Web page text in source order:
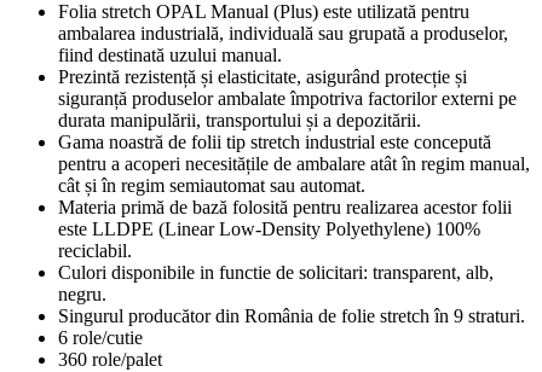
Folia stretch OPAL Manual (Plus) este utilizată pentru
ambalarea industrială, individuală sau grupată a produselor,
fiind destinată uzului manual.
Prezintă rezistență și elasticitate, asigurând protecție și
siguranță produselor ambalate împotriva factorilor externi pe
durata manipulării, transportului și a depozitării.
Gama noastră de folii tip stretch industrial este concepută
pentru a acoperi necesitățile de ambalare atât în regim manual,
cât și în regim semiautomat sau automat.
Materia primă de bază folosită pentru realizarea acestor folii
este LLDPE (Linear Low-Density Polyethylene) 100%
reciclabil.
Culori disponibile in functie de solicitari: transparent, alb,
negru.
Singurul producător din România de folie stretch în 9 straturi.
6 role/cutie
360 role/palet